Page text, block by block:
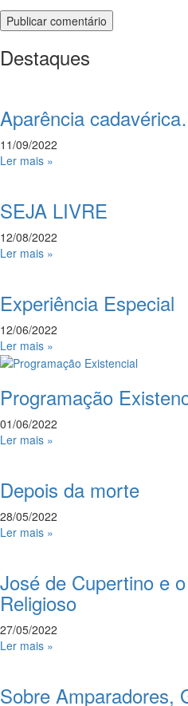
Destaques
Aparência
11/09/2022
Ler mais »
SEJA LIVRE
12/08/2022
Ler mais »
Experiência Especial
12/06/2022
Ler mais »
Programação
01/06/2022
Ler mais »
Depois da morte
28/05/2022
Ler mais »
José de Cupertino e
Religioso
27/05/2022
Ler mais »
Sobre Amparadores,